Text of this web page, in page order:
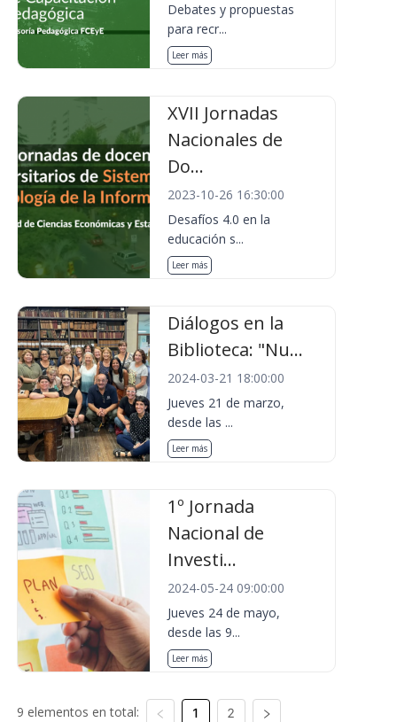
Debates y propuestas
para recr...
Leer más
XVII Jornadas
Nacionales de
Do...
2023-10-26 16:30:00
Desafíos 4.0 en la
educación s...
Leer más
Diálogos en la
Biblioteca: "Nu...
2024-03-21 18:00:00
Jueves 21 de marzo,
desde las ...
Leer más
1º Jornada
Nacional de
Investi...
2024-05-24 09:00:00
Jueves 24 de mayo,
desde las 9...
Leer más
9 elementos en total: 1 2